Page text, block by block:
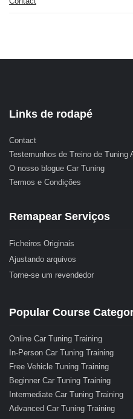
Links de rodapé
Contact
Testemunhos de Treino de Tuning
O nosso blogue Car Tuning
Termos e Condições
Remapear Serviços
Ficheiros Originais
Ajustando arquivos
Torne-se um revendedor
Popular Course
Online Car Tuning Training
In-Person Car Tuning Training
Free Vehicle Tuning Training
Beginner Car Tuning Training
Intermediate Car Tuning Training
Advanced Car Tuning Training